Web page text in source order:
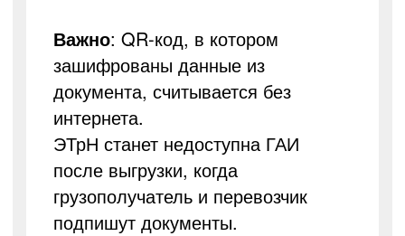
Важно: QR-код, в котором
зашифрованы данные из
документа, считывается без
интернета.
ЭТрН станет недоступна ГАИ
после выгрузки, когда
грузополучатель и перевозчик
подпишут документы.